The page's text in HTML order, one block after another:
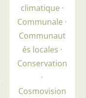
climatique
Communale
Communaut
és locales
Conservation
Cosmovision